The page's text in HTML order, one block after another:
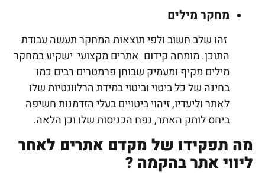
מחקר מילים
זהו שלב חשוב ולפי תוצאות המחקר תעשה עבודת
התוכן. מומחה קידום אתרים מקצועי ישקיע במחקר
מילים מקיף ומעמיק שבוחן פרמטרים רבים כמו
בחינה של כל ביטוי וביטוי במידת הרלוונטיות שלו
לאתר וליעדיו, זיהוי ביטויים בעלי הזדמנות חשיפה
ביחס לותק האתר, נפח הכניסות שלו וכן הלאה.
מה תפקידו של מקדם אתרים לאחר
ליווי אתר בהקמה ?